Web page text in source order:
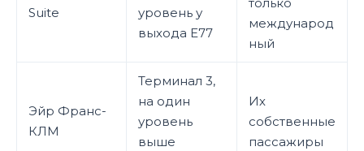
Suite
уровень у
выхода E77
международ
ный
Эйр Франс-
КЛМ
Терминал 3,
на один
уровень
выше
Их
собственные
пассажиры